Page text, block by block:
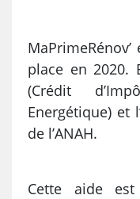
place en 2020.
(Crédit
Energétique) et
de l’ANAH.
Cette aide